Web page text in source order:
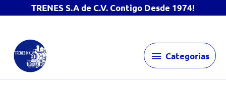
TRENES S.A de C.V. Contigo Desde 1974!
contenido
Categorias
Categorias